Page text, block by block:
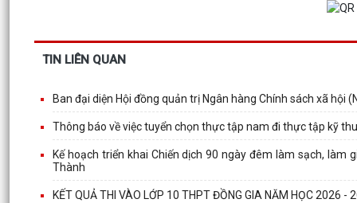
TIN LIÊN QUAN
Ban đại diện Hội đồng quản trị Ngân hàng Chính sách xã hội
Thông báo về việc tuyển chọn thực tập nam đi thực tập kỹ
Kế hoạch triển khai Chiến dịch 90 ngày đêm làm sạch,
Thành
KẾT QUẢ THI VÀO LỚP 10 THPT ĐỒNG GIA NĂM HỌC 2026 -